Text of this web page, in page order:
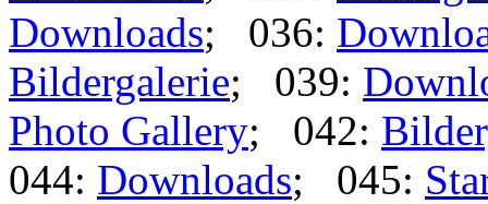
Downloads; 036:
Bildergalerie; 039:
Photo Gallery; 042:
044: Downloads; 045: